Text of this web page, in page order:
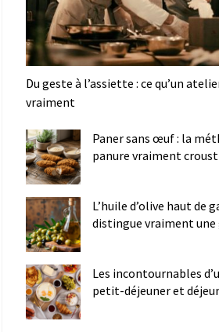
Du geste à l’assiette : ce qu’un
vraiment
Paner sans œuf : la
panure vraiment
L’huile d’olive haut de
distingue vraiment une
Les incontournables
petit-déjeuner et